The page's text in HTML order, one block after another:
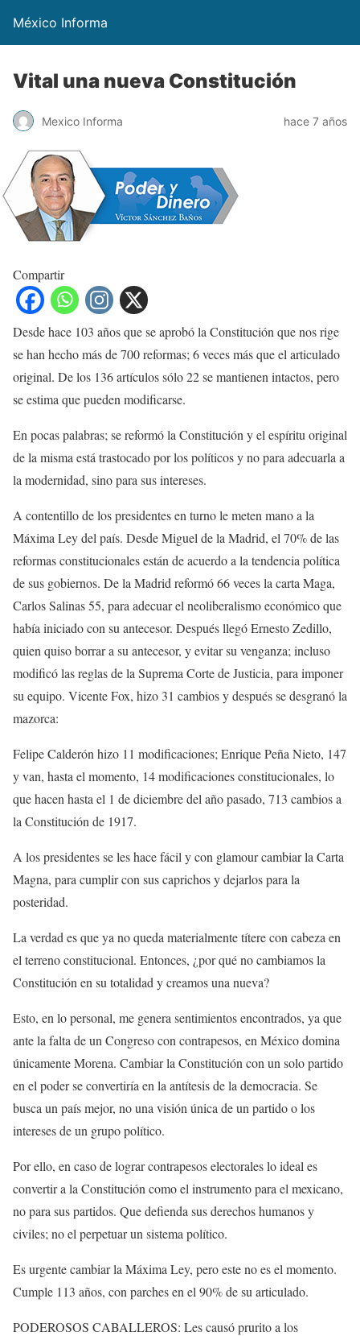
México Informa
Vital una nueva Constitución
Mexico Informa hace 7 años
Compartir
Desde hace 103 años que se aprobó la Constitución que nos rige
se han hecho más de 700 reformas; 6 veces más que el articulado
original. De los 136 artículos sólo 22 se mantienen intactos, pero
se estima que pueden modificarse.
En pocas palabras; se reformó la Constitución y el espíritu original
de la misma está trastocado por los políticos y no para adecuarla a
la modernidad, sino para sus intereses.
A contentillo de los presidentes en turno le meten mano a la
Máxima Ley del país. Desde Miguel de la Madrid, el 70% de las
reformas constitucionales están de acuerdo a la tendencia política
de sus gobiernos. De la Madrid reformó 66 veces la carta Maga,
Carlos Salinas 55, para adecuar el neoliberalismo económico que
había iniciado con su antecesor. Después llegó Ernesto Zedillo,
quien quiso borrar a su antecesor, y evitar su venganza; incluso
modificó las reglas de la Suprema Corte de Justicia, para imponer
su equipo. Vicente Fox, hizo 31 cambios y después se desgranó la
mazorca:
Felipe Calderón hizo 11 modificaciones; Enrique Peña Nieto, 147
y van, hasta el momento, 14 modificaciones constitucionales, lo
que hacen hasta el 1 de diciembre del año pasado, 713 cambios a
la Constitución de 1917.
A los presidentes se les hace fácil y con glamour cambiar la Carta
Magna, para cumplir con sus caprichos y dejarlos para la
posteridad.
La verdad es que ya no queda materialmente títere con cabeza en
el terreno constitucional. Entonces, ¿por qué no cambiamos la
Constitución en su totalidad y creamos una nueva?
Esto, en lo personal, me genera sentimientos encontrados, ya que
ante la falta de un Congreso con contrapesos, en México domina
únicamente Morena. Cambiar la Constitución con un solo partido
en el poder se convertiría en la antítesis de la democracia. Se
busca un país mejor, no una visión única de un partido o los
intereses de un grupo político.
Por ello, en caso de lograr contrapesos electorales lo ideal es
convertir a la Constitución como el instrumento para el mexicano,
no para sus partidos. Que defienda sus derechos humanos y
civiles; no el perpetuar un sistema político.
Es urgente cambiar la Máxima Ley, pero este no es el momento.
Cumple 113 años, con parches en el 90% de su articulado.
PODEROSOS CABALLEROS: Les causó prurito a los